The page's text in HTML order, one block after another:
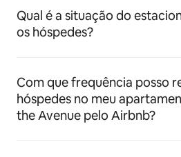
Qual é a situação do
os hóspedes?
Com que frequência posso
hóspedes no meu
the Avenue pelo Airbnb?